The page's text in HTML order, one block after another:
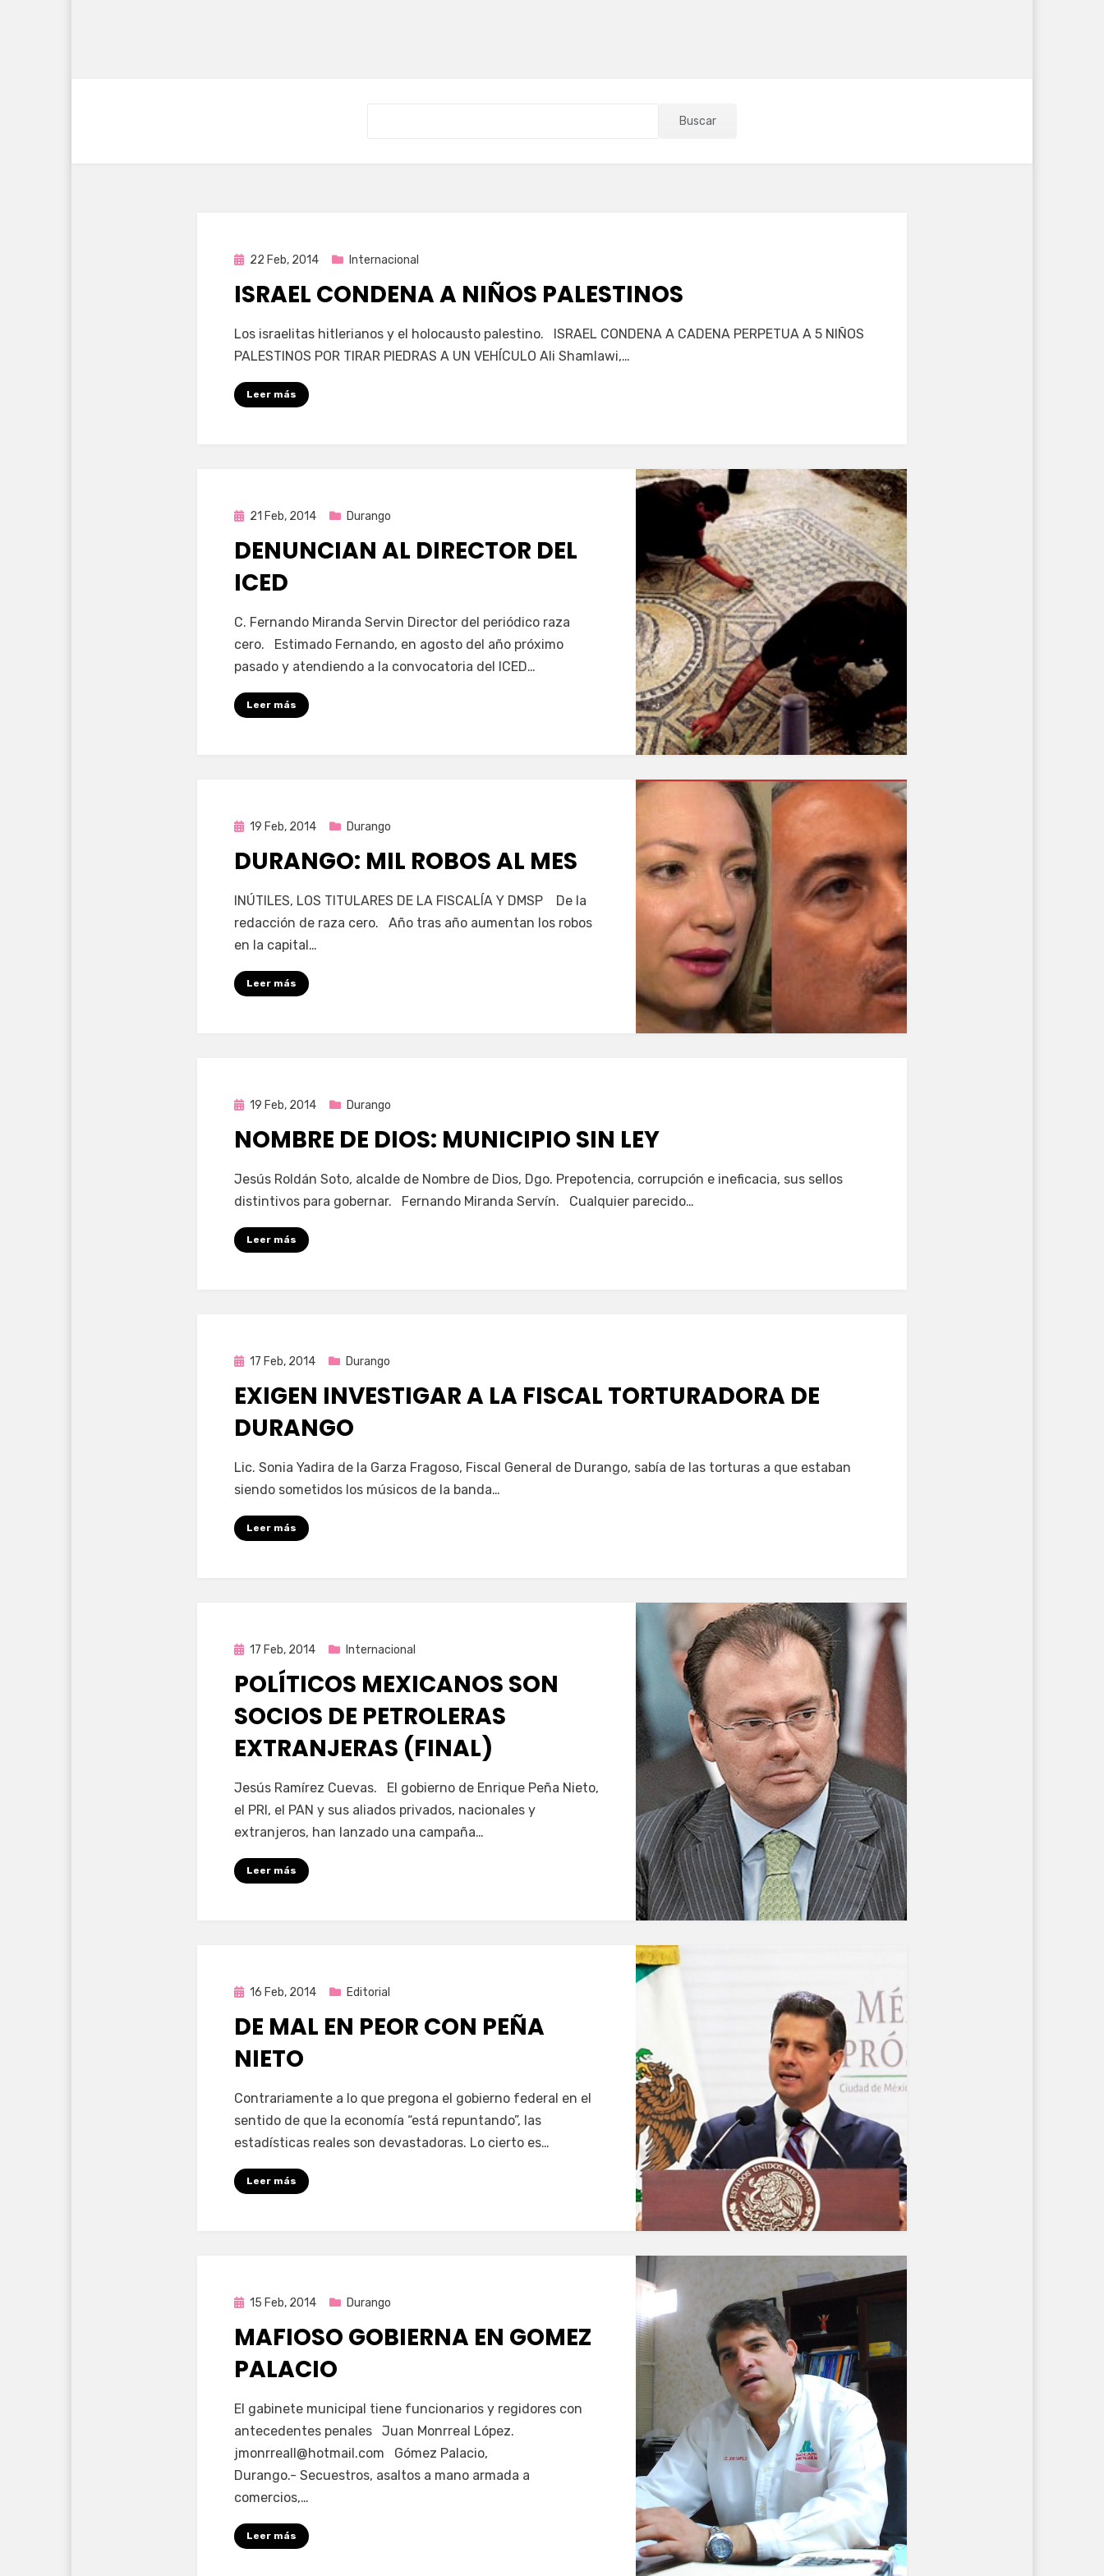
Buscar
Publicada
22 Feb, 2014 Internacional
ISRAEL CONDENA A NIÑOS PALESTINOS
porEnrique
Los israelitas hitlerianos y el holocausto palestino. ISRAEL CONDENA A CADENA PERPETUA A 5 NIÑOS
PALESTINOS POR TIRAR PIEDRAS A UN VEHÍCULO Ali Shamlawi,…
Leer más
Publicada
21 Feb, 2014 Durango
DENUNCIAN AL DIRECTOR DEL
ICED
porEnrique
C. Fernando Miranda Servin Director del periódico raza
cero. Estimado Fernando, en agosto del año próximo
pasado y atendiendo a la convocatoria del ICED…
Leer más
Publicada
19 Feb, 2014 Durango
DURANGO: MIL ROBOS AL MES
por Enrique
INÚTILES, LOS TITULARES DE LA FISCALÍA Y DMSP De la
redacción de raza cero. Año tras año aumentan los robos
en la capital…
Leer más
Publicada
19 Feb, 2014 Durango
NOMBRE DE DIOS: MUNICIPIO SIN LEY
porEnrique
Jesús Roldán Soto, alcalde de Nombre de Dios, Dgo. Prepotencia, corrupción e ineficacia, sus sellos
distintivos para gobernar. Fernando Miranda Servín. Cualquier parecido…
Leer más
Publicada
17 Feb, 2014 Durango
EXIGEN INVESTIGAR A LA FISCAL TORTURADORA DE
DURANGO
porEnrique
Lic. Sonia Yadira de la Garza Fragoso, Fiscal General de Durango, sabía de las torturas a que estaban
siendo sometidos los músicos de la banda…
Leer más
Publicada
17 Feb, 2014 Internacional
POLÍTICOS MEXICANOS SON
SOCIOS DE PETROLERAS
EXTRANJERAS (FINAL)
porEnrique
Jesús Ramírez Cuevas. El gobierno de Enrique Peña Nieto,
el PRI, el PAN y sus aliados privados, nacionales y
extranjeros, han lanzado una campaña…
Leer más
Publicada
16 Feb, 2014 Editorial
DE MAL EN PEOR CON PEÑA
NIETO
porEnrique
Contrariamente a lo que pregona el gobierno federal en el
sentido de que la economía “está repuntando”, las
estadísticas reales son devastadoras. Lo cierto es…
Leer más
Publicada
15 Feb, 2014 Durango
MAFIOSO GOBIERNA EN GOMEZ
PALACIO
porEnrique
El gabinete municipal tiene funcionarios y regidores con
antecedentes penales Juan Monrreal López.
jmonrreall@hotmail.com Gómez Palacio,
Durango.- Secuestros, asaltos a mano armada a
comercios,…
Leer más